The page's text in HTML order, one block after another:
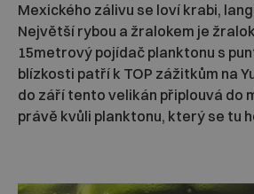
Mexického zálivu se loví krabi,
Největší rybou a žralokem je
15metrový pojídač planktonu s
blízkosti patří k TOP zážitkům na
do září tento velikán připlouvá do
právě kvůli planktonu, který se tu